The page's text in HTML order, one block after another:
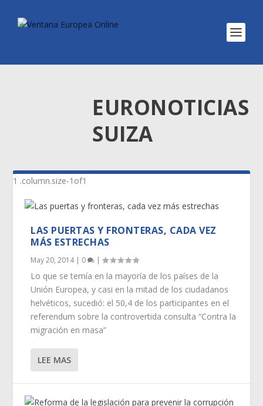
EURONOTICIAS
SUIZA
LAS PUERTAS Y FRONTERAS, CADA VEZ
MÁS ESTRECHAS
May 20, 2014| 0 |
Lo que se temía en la mayoría de los países de la
Unión Europea, y casi en la mitad de los ciudadanos
helvéticos, sucedió: el 50,4 de los participantes en el
referendum sobre la controvertida consulta “Contra la
migración en masa”
LEE MAS